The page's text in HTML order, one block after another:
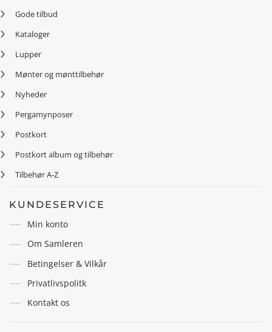
Gode tilbud
Kataloger
Lupper
Mønter og mønttilbehør
Nyheder
Pergamynposer
Postkort
Postkort album og tilbehør
Tilbehør A-Z
KUNDESERVICE
Min konto
Om Samleren
Betingelser & Vilkår
Privatlivspolitk
Kontakt os